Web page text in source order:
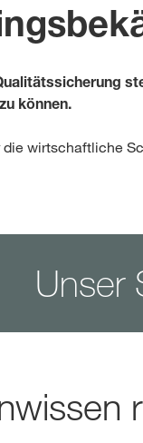
können.
die wirtschaftliche
Unser